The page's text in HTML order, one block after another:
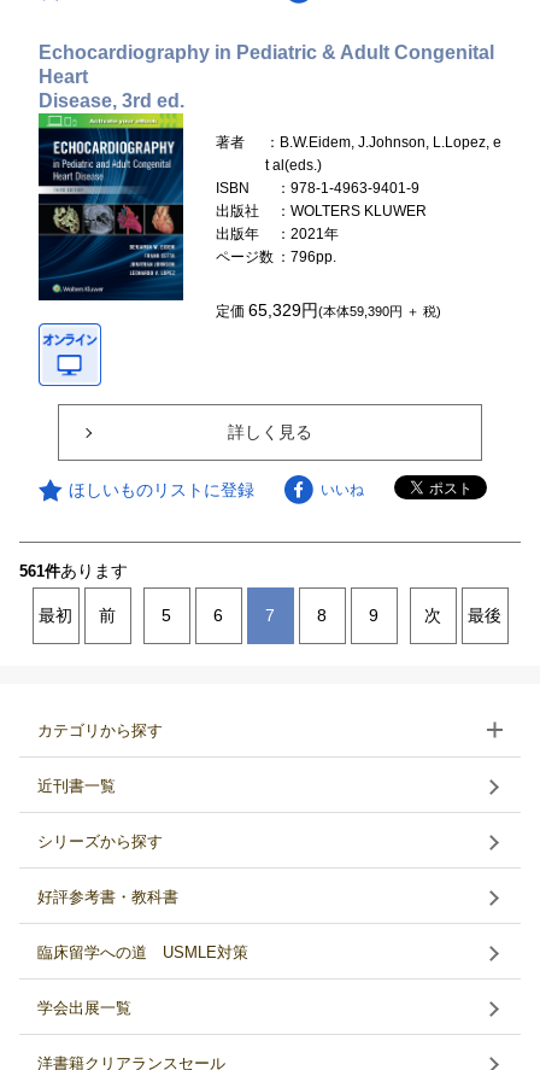
Echocardiography in Pediatric & Adult Congenital
Heart
Disease, 3rd ed.
著者
：B.W.Eidem, J.Johnson, L.Lopez, e
t al(eds.)
ISBN
：978-1-4963-9401-9
出版社
：WOLTERS KLUWER
出版年
：2021年
ページ数 ：796pp.
定価65,329円(本体59,390円 ＋ 税)
詳しく見る
ほしいものリストに登録 いいね
561件あります
最初 前 5 6 7 8 9 次 最後
カテゴリから探す
近刊書一覧
シリーズから探す
好評参考書・教科書
臨床留学への道 USMLE対策
学会出展一覧
洋書籍クリアランスセール